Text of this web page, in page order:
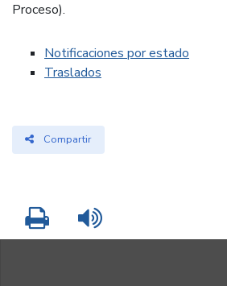
Proceso).
Notificaciones por estado
Traslados
Compartir
Imprimir